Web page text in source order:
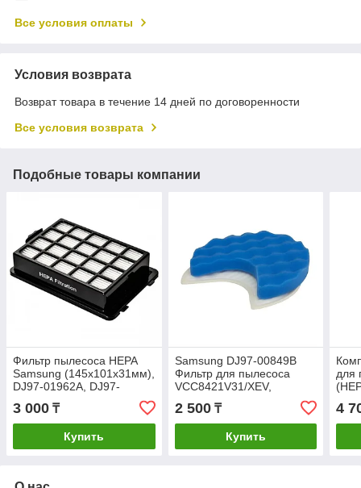
Все условия оплаты
Условия возврата
Возврат товара в течение 14 дней по договоренности
Все условия возврата
Подобные товары компании
Фильтр пылесоса HEPA
Samsung (145х101х31мм),
DJ97-01962A, DJ97-
01962B, DJ97-01962C
3 000 ₸
Купить
Samsung DJ97-00849B
Фильтр для пылесоса
VCC8421V31/XEV,
VCC8421X31/XEV,
VCC8431V3G/XEV
2 500₸
Купить
для
4